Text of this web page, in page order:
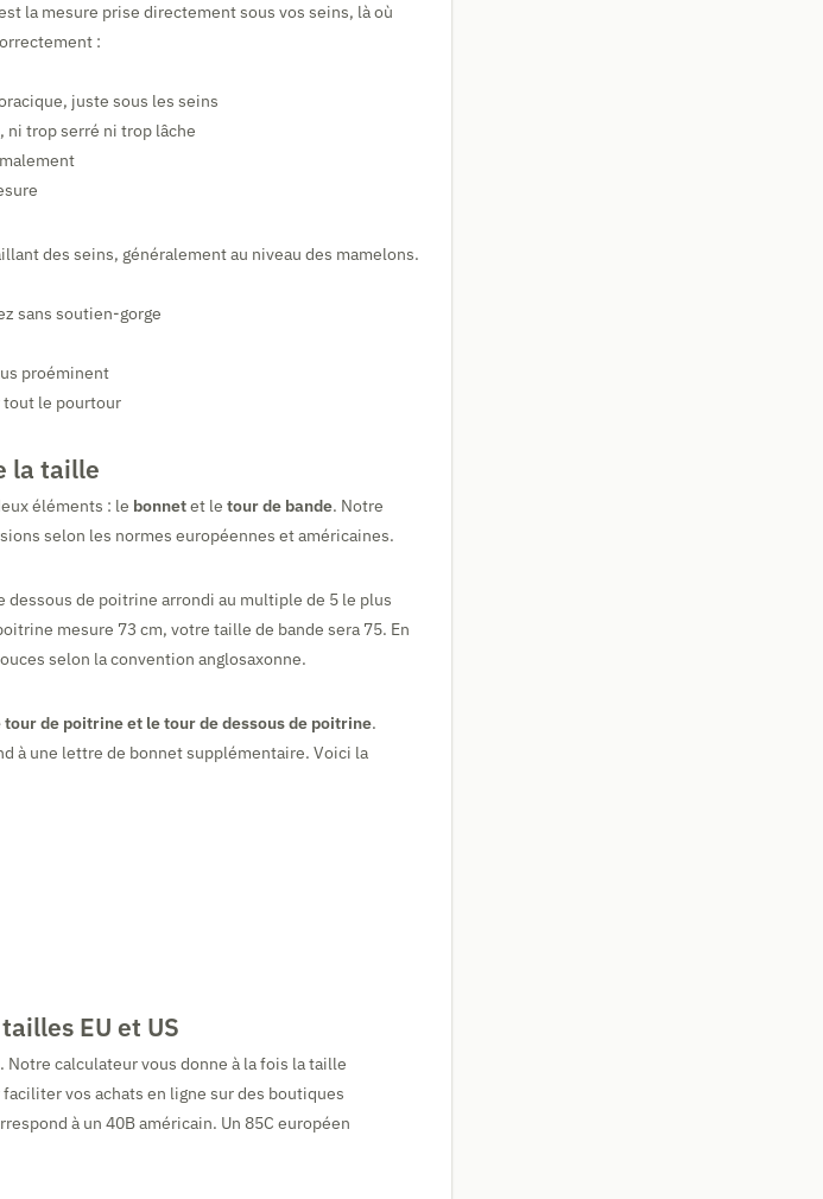
la mesure prise directement sous vos seins, là où
:
juste sous les seins
trop serré ni trop lâche
des seins, généralement au niveau des mamelons.
sans soutien-gorge
proéminent
tout le pourtour
la taille
éléments : le bonnetet le tour de bande. Notre
selon les normes européennes et américaines.
dessous de poitrine arrondi au multiple de 5 le plus
mesure 73 cm, votre taille de bande sera 75. En
selon la convention anglosaxonne.
de poitrine et le tour de dessous de poitrine.
à une lettre de bonnet supplémentaire. Voici la
EU et US
calculateur vous donne à la fois la taille
faciliter vos achats en ligne sur des boutiques
à un 40B américain. Un 85C européen